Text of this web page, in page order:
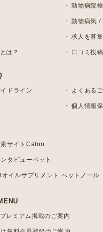
動物病院
動物病気 /
求人を募
は？ 口コミ投稿
ドライン よくある
個人情報
サイトCaloo
タビューペット
イルサプリメント ペットノール
レミアム掲載のご案内